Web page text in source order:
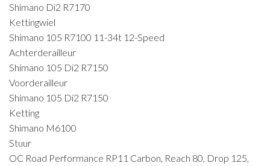
Shimano Di2 R7170
Kettingwiel
Shimano 105 R7100 11-34t 12-Speed
Achterderailleur
Shimano 105 Di2 R7150
Voorderailleur
Shimano 105 Di2 R7150
Ketting
Shimano M6100
Stuur
OC Road Performance RP11 Carbon, Reach 80, Drop 125,